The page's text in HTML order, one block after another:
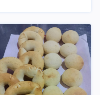
Rápido Vista